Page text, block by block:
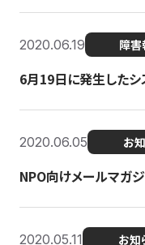
2020.06.19 障害
6月19日に発生したシ
2020.06.05 お
NPO向けメールマガ
2020.05.11 お知